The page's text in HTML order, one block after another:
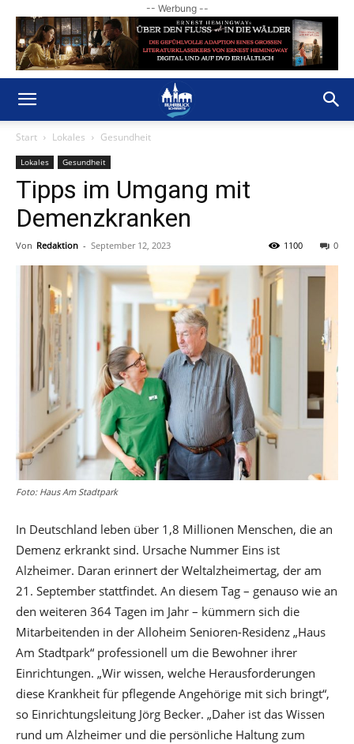
-- Werbung --
Start Lokales Gesundheit
Lokales Gesundheit
Tipps im Umgang mit
Demenzkranken
Von Redaktion - September 12, 2023 0
1100
Foto: Haus Am Stadtpark
In Deutschland leben über 1,8 Millionen Menschen, die an
Demenz erkrankt sind. Ursache Nummer Eins ist
Alzheimer. Daran erinnert der Weltalzheimertag, der am
21. September stattfindet. An diesem Tag – genauso wie an
den weiteren 364 Tagen im Jahr – kümmern sich die
Mitarbeitenden in der Alloheim Senioren-Residenz „Haus
Am Stadtpark“ professionell um die Bewohner ihrer
Einrichtungen. „Wir wissen, welche Herausforderungen
diese Krankheit für pflegende Angehörige mit sich bringt“,
so Einrichtungsleitung Jörg Becker. „Daher ist das Wissen
rund um Alzheimer und die persönliche Haltung zum